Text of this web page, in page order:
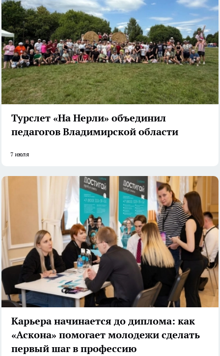
Турслет «На Нерли» объединил
педагогов Владимирской области
7 июля
Карьера начинается до диплома: как
«Аскона» помогает молодежи сделать
первый шаг в профессию